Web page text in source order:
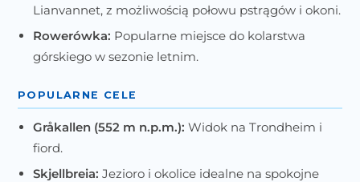
Lianvannet, z możliwością połowu pstrągów i okoni.
Rowerówka: Popularne miejsce do kolarstwa
górskiego w sezonie letnim.
POPULARNE CELE
Gråkallen (552 m n.p.m.): Widok na Trondheim i
fiord.
Skjellbreia: Jezioro i okolice idealne na spokojne